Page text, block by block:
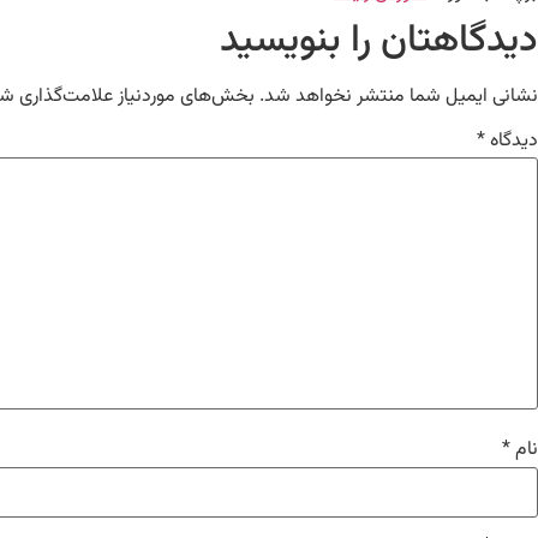
دیدگاهتان را بنویسید
نشانی ایمیل شما منتشر نخواهد شد. بخش‌های موردنیاز علامت‌گذاری
دیدگاه*
نام*